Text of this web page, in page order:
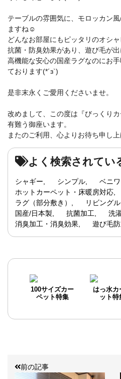
テーブルの雰囲気に、モロッカン
ますね☺
どんなお部屋にもピッタリのオシ
抗菌・防臭効果があり、遊び毛が出
高機能な安心の国産ラグなのにお
ております(*´з`)
是非末永くご愛用くださいませ。
改めまして、この度は『びっくり
有難う御座います。
またのご利用、心よりお待ち申し
よく検索されてい
シャギー シンプル
ベニ
ホットカーペット・床暖房対応
ラグ（部分敷き）
リビング
国産/日本製
抗菌加工
洗
消臭加工・消臭効果
遊び毛防
100サイズカー
ペット特集
はっ水カ
ット特
前の記事